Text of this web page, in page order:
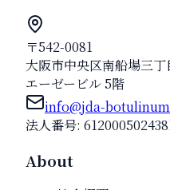
〒542-0081
大阪市中央区南船場三丁
エーゼービル 5階
info@jda-
法人番号:
About